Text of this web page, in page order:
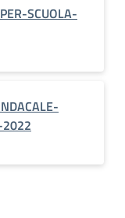
SCUOLA-
2022